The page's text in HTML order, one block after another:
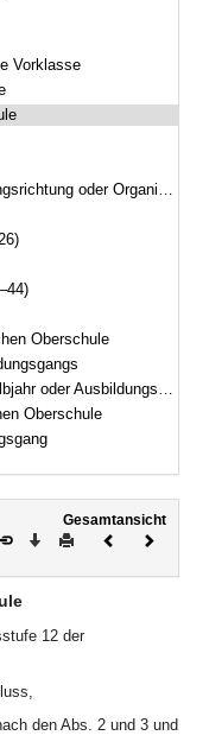
Vorklasse
oder Organisationsform
Oberschule
an der Beruflichen Oberschule
Oberschule
Gesamtansicht
Download
DruckenVorheriges
12 der
den Abs. 2 und 3 und